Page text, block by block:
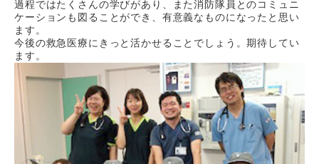
過程ではたくさんの学びがあり、また消防隊員とのコミュニ
ケーションも図ることができ、有意義なものになったと思い
ます。
今後の救急医療にきっと活かせることでしょう。期待してい
ます。